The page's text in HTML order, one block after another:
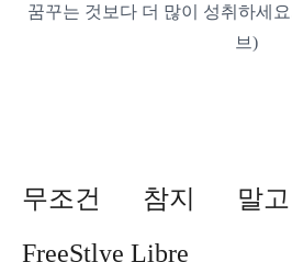
꿈꾸는 것보다 더 많이 성취하세
브)
무조건 참지 말고
FreeStlye Libre